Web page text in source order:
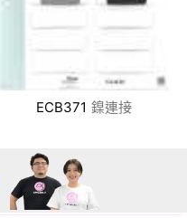
ECB371 鎳連接